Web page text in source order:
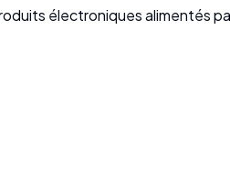
électroniques alimentés